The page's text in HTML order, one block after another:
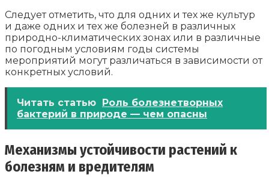
Следует отметить, что для одних и тех же культур
и даже одних и тех же болезней в различных
природно-климатических зонах или в различные
по погодным условиям годы системы
мероприятий могут различаться в зависимости от
конкретных условий.
Читать статью Роль болезнетворных
бактерий в природе — чем опасны
Механизмы устойчивости растений к
болезням и вредителям